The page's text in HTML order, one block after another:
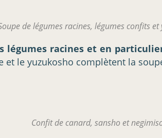
de légumes racines, légumes confits et
racines et en
le yuzukosho complètent la
Confit de canard, sansho et